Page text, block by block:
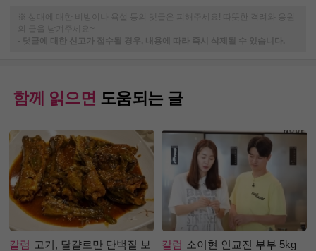
※ 상대에 대한 비방이나 욕설 등의 댓글은 피해주세요! 따뜻한 격려와 응원
의 글을 남겨주세요~
-
댓글에 대한 신고가 접수될 경우, 내용에 따라 즉시 삭제될 수 있습니다.
함께 읽으면 도움되는 글
칼럼 고기, 달걀로만 단백질 보
칼럼 소이현 인교진 부부 5kg